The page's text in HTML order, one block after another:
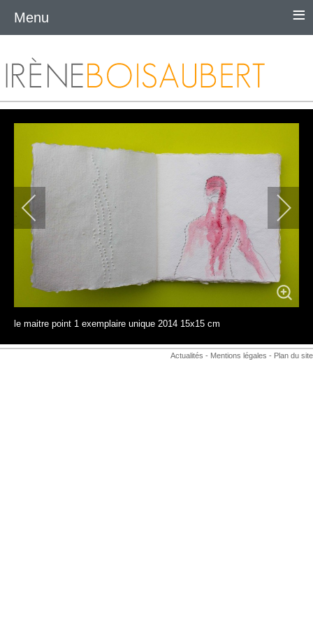
le maitre point 1 exemplaire unique 2014 15x15 cm
Actualités - Mentions légales - Plan du site
Menu ≡